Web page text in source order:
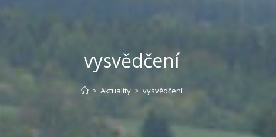
vysvědčení
> Aktuality > vysvědčení